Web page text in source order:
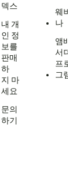
덱스
내 개
인 정
보를
판매
하
지 마
세요
문의
하기
웨
나
앰
서
프
그